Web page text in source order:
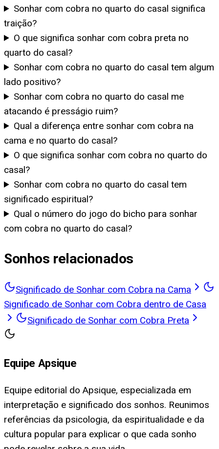
Sonhar com cobra no quarto do casal significa
traição?
O que significa sonhar com cobra preta no
quarto do casal?
Sonhar com cobra no quarto do casal tem algum
lado positivo?
Sonhar com cobra no quarto do casal me
atacando é presságio ruim?
Qual a diferença entre sonhar com cobra na
cama e no quarto do casal?
O que significa sonhar com cobra no quarto do
casal?
Sonhar com cobra no quarto do casal tem
significado espiritual?
Qual o número do jogo do bicho para sonhar
com cobra no quarto do casal?
Sonhos relacionados
Significado de Sonhar com Cobra na Cama
Significado de Sonhar com Cobra dentro de Casa
Significado de Sonhar com Cobra Preta
Equipe Apsique
Equipe editorial do Apsique, especializada em
interpretação e significado dos sonhos. Reunimos
referências da psicologia, da espiritualidade e da
cultura popular para explicar o que cada sonho